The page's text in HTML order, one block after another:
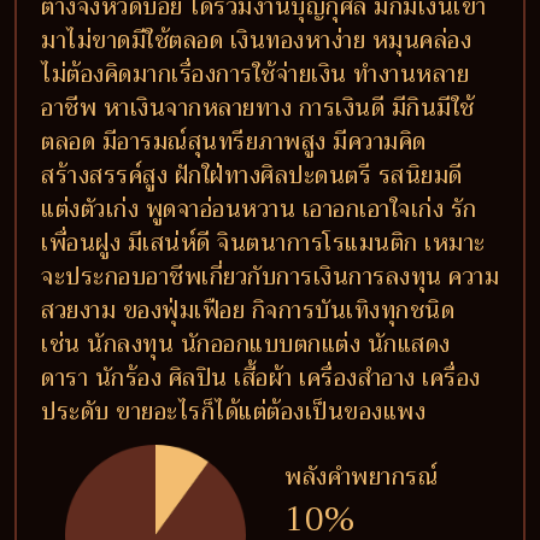
มาไม่ขาดมีใช้ตลอด เงินทองหาง่าย หมุนคล่อง
ไม่ต้องคิดมากเรื่องการใช้จ่ายเงิน ทำงานหลาย
อาชีพ หาเงินจากหลายทาง การเงินดี มีกินมีใช้
ตลอด มีอารมณ์สุนทรียภาพสูง มีความคิด
สร้างสรรค์สูง ฝักใฝ่ทางศิลปะดนตรี รสนิยมดี
แต่งตัวเก่ง พูดจาอ่อนหวาน เอาอกเอาใจเก่ง รัก
เพื่อนฝูง มีเสน่ห์ดี จินตนาการโรแมนติก เหมาะ
จะประกอบอาชีพเกี่ยวกับการเงินการลงทุน ความ
สวยงาม ของฟุ่มเฟือย กิจการบันเทิงทุกชนิด
เช่น นักลงทุน นักออกแบบตกแต่ง นักแสดง
ดารา นักร้อง ศิลปิน เสื้อผ้า เครื่องสำอาง เครื่อง
ประดับ ขายอะไรก็ได้แต่ต้องเป็นของแพง
พลังคำพยากรณ์
10%